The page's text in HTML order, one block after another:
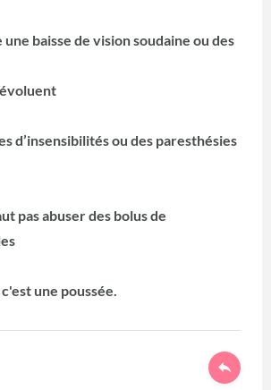
baisse de vision soudaine ou des
d’insensibilités ou des paresthésies
pas abuser des bolus de
une poussée.